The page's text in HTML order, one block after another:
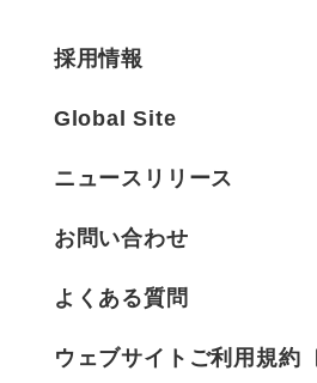
採用情報
Global Site
ニュースリリース
お問い合わせ
よくある質問
ウェブサイトご利用規約